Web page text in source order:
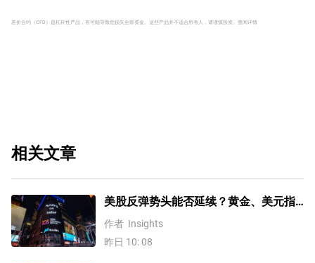
差价合约（CFD）是杠杆性产品，有可能导致您损失全部资金。这些产品并不适合所有人，请谨慎投资。 查阅详情
相关文章
美股反弹势头能否延续？黄金、美元指
数、费半指数、纳指100技术分析
作者 Insights
昨日 10: 08